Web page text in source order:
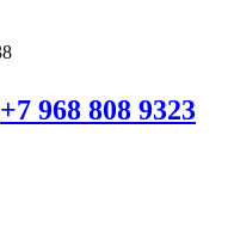
+7 968 808 9323